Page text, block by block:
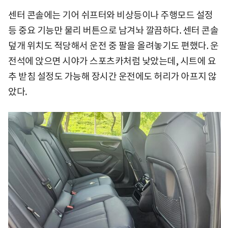
센터 콘솔에는 기어 쉬프터와 비상등이나 주행모드 설정
등 중요 기능만 물리 버튼으로 남겨놔 깔끔하다. 센터 콘솔
덮개 위치도 적당해서 운전 중 팔을 올려놓기도 편했다. 운
전석에 앉으면 시야가 스포츠카처럼 낮았는데, 시트에 요
추 받침 설정도 가능해 장시간 운전에도 허리가 아프지 않
았다.